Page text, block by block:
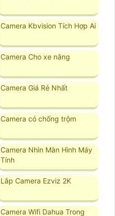
Camera Kbvision Tích Hợp Ai
Camera Cho xe nâng
Camera Giá Rẻ Nhất
Camera có chống trộm
Camera Nhìn Màn Hình Máy
Tính
Lắp Camera Ezviz 2K
Camera Wifi Dahua Trong